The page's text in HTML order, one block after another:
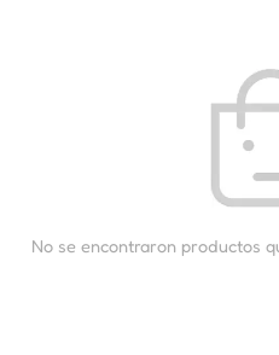
No se encontraron productos